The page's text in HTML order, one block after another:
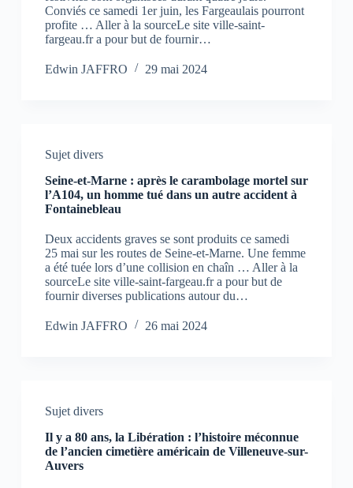
Conviés ce samedi 1er juin, les Fargeaulais pourront
profite … Aller à la sourceLe site ville-saint-
fargeau.fr a pour but de fournir…
Edwin JAFFRO 29 mai 2024
Sujet divers
Seine-et-Marne : après le carambolage mortel sur
l’A104, un homme tué dans un autre accident à
Fontainebleau
Deux accidents graves se sont produits ce samedi
25 mai sur les routes de Seine-et-Marne. Une femme
a été tuée lors d’une collision en chaîn … Aller à la
sourceLe site ville-saint-fargeau.fr a pour but de
fournir diverses publications autour du…
Edwin JAFFRO 26 mai 2024
Sujet divers
Il y a 80 ans, la Libération : l’histoire méconnue
de l’ancien cimetière américain de Villeneuve-sur-
Auvers